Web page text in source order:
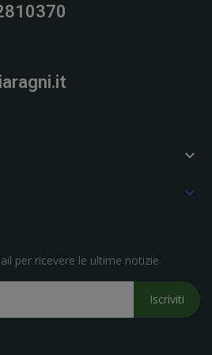


per ricevere le ultime notizie.
Iscriviti